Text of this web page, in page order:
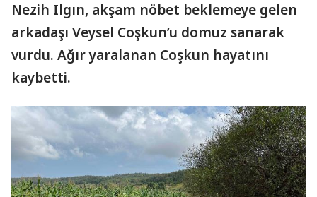
Nezih Ilgın, akşam nöbet beklemeye gelen
arkadaşı Veysel Coşkun’u domuz sanarak
vurdu. Ağır yaralanan Coşkun hayatını
kaybetti.